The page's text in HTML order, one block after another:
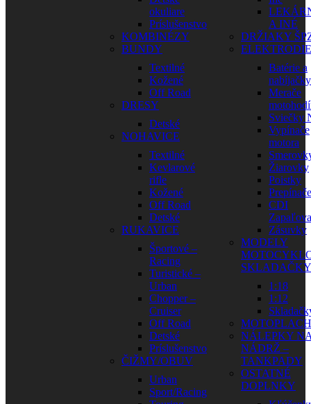
okuliare
Príslušenstvo
KOMBINÉZY
BUNDY
Textilné
Kožené
Off Road
DRESY
Detské
NOHAVICE
Textilné
Kevlarové
rifle
Kožené
Off Road
Detské
RUKAVICE
Športové –
Racing
Turistické –
Urban
Chopper –
Cruiser
Off Road
Detské
Príslušenstvo
ČIŽMY/OBUV
Urban
Sport/Racing
A INÉ
DRŽIAKY
Batérie a
nabíjačky
Merače
Sviečky
Vypínače
motora
Žiarovky
Poistky
Prepínače
CDI
Zásuvky
MODELY
SKLADAČKY
1:18
1:12
NÁLEPKY
NÁDRŽ –
TANKPADY
OSTATNÉ
DOPLNKY